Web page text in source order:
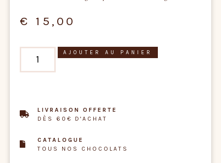
€ 15,00
AJOUTER AU PANIER
LIVRAISON OFFERTE
DÈS 60€ D'ACHAT
CATALOGUE
TOUS NOS CHOCOLATS